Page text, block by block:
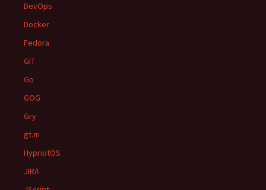
DevOps
Docker
Fedora
GIT
Go
GOG
Gry
gt.m
HypriotOS
JIRA